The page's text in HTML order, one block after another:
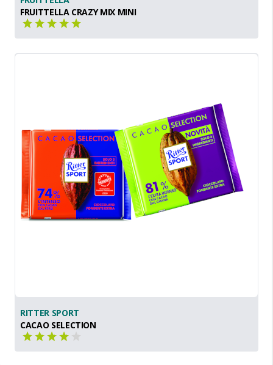
FRUITTELLA CRAZY MIX MINI
RITTER SPORT
CACAO SELECTION